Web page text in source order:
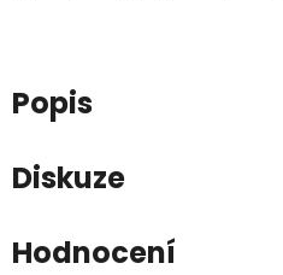
Popis
Diskuze
Hodnocení